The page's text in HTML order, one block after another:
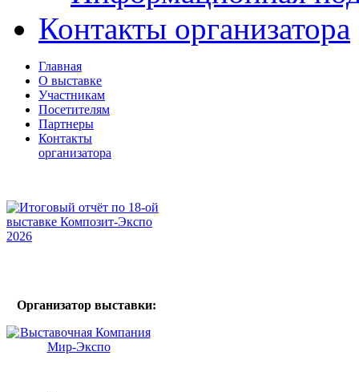
Контакты организатора
Главная
О выставке
Участникам
Посетителям
Партнеры
Контакты
организатора
Организатор выставки: